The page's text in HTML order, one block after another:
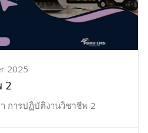
2025
2
การปฏิบัติงานวิชาชีพ 2